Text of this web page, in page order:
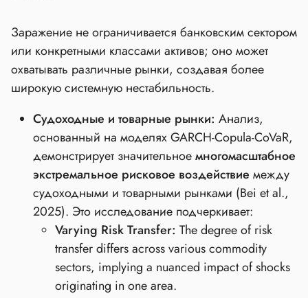
Заражение не ограничивается банковским сектором
или конкретными классами активов; оно может
охватывать различные рынки, создавая более
широкую системную нестабильность.
Судоходные и товарные рынки: Анализ,
основанный на моделях GARCH-Copula-CoVaR,
демонстрирует значительноемногомасштабное
экстремальное рисковое воздействие между
судоходными и товарными рынками (Bei et al.,
2025). Это исследование подчеркивает:
Varying Risk Transfer: The degree of risk
transfer differs across various commodity
sectors, implying a nuanced impact of shocks
originating in one area.